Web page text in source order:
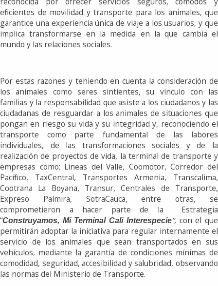
eficientes de movilidad y transporte para los animales, que
garantice una experiencia única de viaje a los usuarios, y que
implica transformarse en la medida en la que cambia el
mundo y las relaciones sociales.
Por estas razones y teniendo en cuenta la consideración de
los animales como seres sintientes, su vínculo con las
familias y la responsabilidad que asiste a los ciudadanos y las
ciudadanas de resguardar a los animales de situaciones que
pongan en riesgo su vida y su integridad y, reconociendo el
transporte como parte fundamental de las labores
individuales, de las transformaciones sociales y de la
realización de proyectos de vida, la terminal de transporte y
empresas como; Lineas del Valle, Coomotor, Corredor del
Pacífico, TaxCentral, Transportes Armenia, Transcalima,
Cootrana La Boyana, Transur, Centrales de Transporte,
Expreso Palmira, SotraCauca, entre otras, se
comprometieron a hacer parte de la Estrategia
“Construyamos, Mi Terminal Cali Interespecie”, con el que
permitirán adoptar la iniciativa para regular internamente el
servicio de los animales que sean transportados en sus
vehículos, mediante la garantía de condiciones mínimas de
comodidad, seguridad, accesibilidad y salubridad, observando
las normas del Ministerio de Transporte.